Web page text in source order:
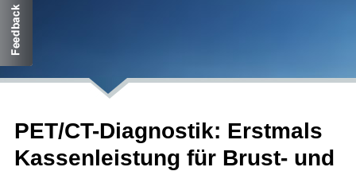
PET/CT-Diagnostik: Erstmals
Kassenleistung für Brust- und